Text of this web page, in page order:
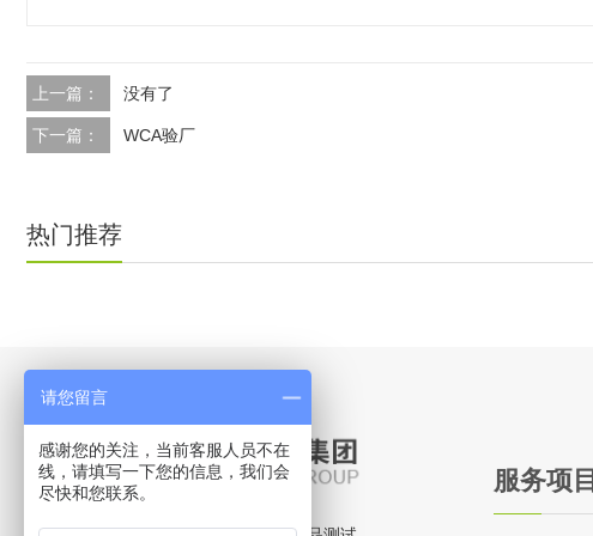
上一篇： 没有了
下一篇： WCA验厂
热门推荐
服务项目
请您留言
感谢您的关注，当前客服人员不在
线，请填写一下您的信息，我们会
尽快和您联系。